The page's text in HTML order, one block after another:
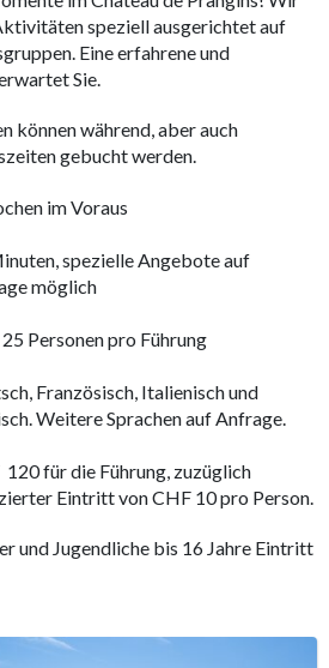
speziell ausgerichtet auf
Eine erfahrene und
Sie.
können während, aber auch
gebucht werden.
im Voraus
spezielle Angebote auf
möglich
Personen pro Führung
Französisch, Italienisch und
Weitere Sprachen auf Anfrage.
für die Führung, zuzüglich
Eintritt von CHF 10 pro Person.
und Jugendliche bis 16 Jahre Eintritt